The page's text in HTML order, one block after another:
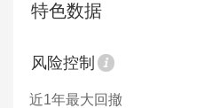
特色数据
风险控制
近1年最大回撤